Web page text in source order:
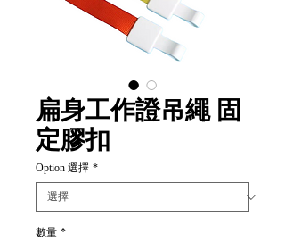
扁身工作證吊繩 固
定膠扣
Option 選擇 *
數量 *